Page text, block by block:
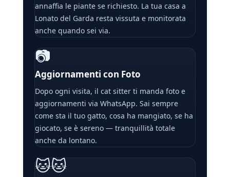
annaffia le piante se richiesto. La tua casa a
Lonato del Garda resta vissuta e monitorata
anche quando sei via.
📷
Aggiornamenti con Foto
Dopo ogni visita, il cat sitter ti manda foto e
aggiornamenti via WhatsApp. Sai sempre
come sta il tuo gatto, cosa ha mangiato, se ha
giocato, se è sereno — tranquillità totale
anche da lontano.
🐱🐱